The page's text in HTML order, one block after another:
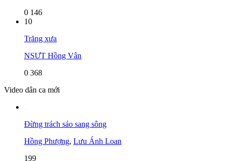
0 146
10
Trăng xưa
NSƯT Hồng Vân
0 368
Video dân ca mới
Đừng trách sáo sang sông
Hồng Phượng, Lưu Ánh Loan
199